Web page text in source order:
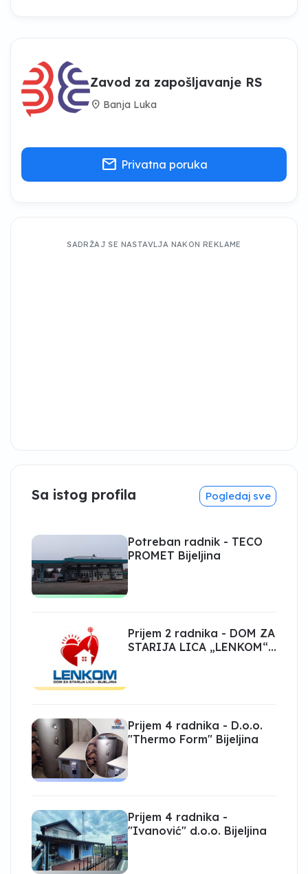
Zavod za zapošljavanje RS
location_on Banja Luka
mail Privatna poruka
SADRŽAJ SE NASTAVLJA NAKON REKLAME
Sa istog profila Pogledaj sve
Potreban radnik - TECO
PROMET Bijeljina
Prijem 2 radnika - DOM ZA
STARIJA LICA „LENKOM“
Prijem 4 radnika - D.o.o.
"Thermo Form" Bijeljina
Prijem 4 radnika -
"Ivanović" d.o.o. Bijeljina